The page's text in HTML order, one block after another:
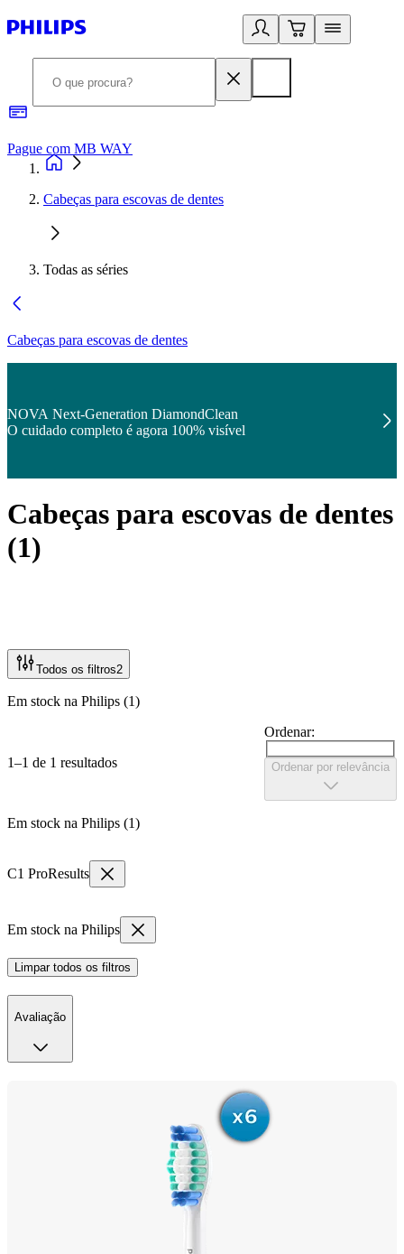
Pague com MB WAY
Cabeças para escovas de dentes
Todas as séries
Cabeças para escovas de dentes
NOVA Next-Generation DiamondClean
O cuidado completo é agora 100% visível
Cabeças para escovas de dentes
(1)
Todos os filtros2
Em stock na Philips (1)
1–1 de 1 resultados
Ordenar:
Ordenar por relevância
Em stock na Philips (1)
C1 ProResults
Em stock na Philips
Limpar todos os filtros
Avaliação